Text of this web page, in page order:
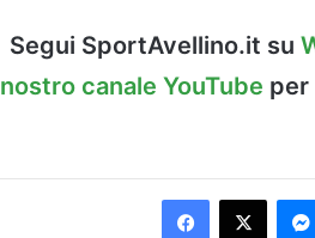
Segui SportAvellino.it su
nostro canale YouTube per
Facebook
X